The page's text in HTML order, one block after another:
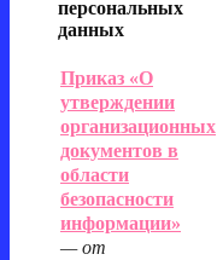
персональных
данных
Приказ «О
утверждении
организационных
документов в
области
безопасности
информации»
— от